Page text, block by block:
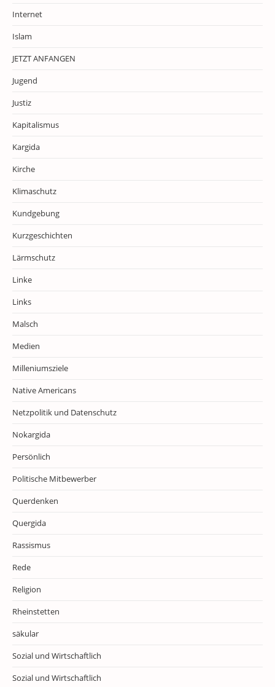
Internet
Islam
JETZT ANFANGEN
Jugend
Justiz
Kapitalismus
Kargida
Kirche
Klimaschutz
Kundgebung
Kurzgeschichten
Lärmschutz
Linke
Links
Malsch
Medien
Milleniumsziele
Native Americans
Netzpolitik und Datenschutz
Nokargida
Persönlich
Politische Mitbewerber
Querdenken
Quergida
Rassismus
Rede
Religion
Rheinstetten
säkular
Sozial und Wirtschaftlich
Sozial und Wirtschaftlich